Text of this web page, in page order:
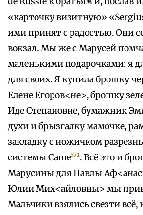
«карточку визитную»
ими принят с радостью. Они
вокзал. Мы же с Марусей
маленькими подарочками: я
для своих. Я купила брошку
Елене Егоров<не>, брошку
Иде Степановне, бумажник
духи и брызгалку мамочке,
закладку с ножичком
системы Саше571. Всё это и
Марусины для Павлы
Юлии Мих<айловны> мы
Мальчики взялись свезти